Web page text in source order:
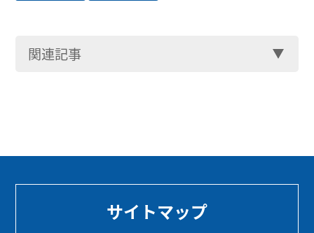
関連記事
サイトマップ